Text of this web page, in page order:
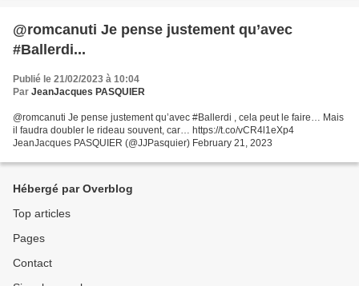
@romcanuti Je pense justement qu’avec
#Ballerdi...
Publié le 21/02/2023 à 10:04
Par JeanJacques PASQUIER
@romcanuti Je pense justement qu’avec #Ballerdi , cela peut le faire… Mais
il faudra doubler le rideau souvent, car… https://t.co/vCR4l1eXp4
JeanJacques PASQUIER (@JJPasquier) February 21, 2023
Hébergé par Overblog
Top articles
Pages
Contact